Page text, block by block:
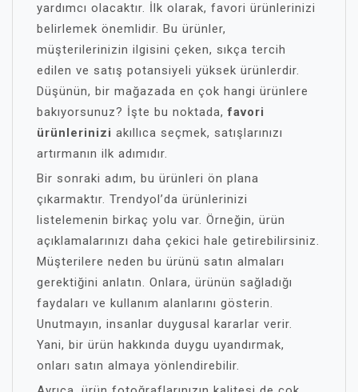
yardımcı olacaktır. İlk olarak, favori ürünlerinizi
belirlemek önemlidir. Bu ürünler,
müşterilerinizin ilgisini çeken, sıkça tercih
edilen ve satış potansiyeli yüksek ürünlerdir.
Düşünün, bir mağazada en çok hangi ürünlere
bakıyorsunuz? İşte bu noktada,favori
ürünlerinizi akıllıca seçmek, satışlarınızı
artırmanın ilk adımıdır.
Bir sonraki adım, bu ürünleri ön plana
çıkarmaktır. Trendyol’da ürünlerinizi
listelemenin birkaç yolu var. Örneğin, ürün
açıklamalarınızı daha çekici hale getirebilirsiniz.
Müşterilere neden bu ürünü satın almaları
gerektiğini anlatın. Onlara, ürünün sağladığı
faydaları ve kullanım alanlarını gösterin.
Unutmayın, insanlar duygusal kararlar verir.
Yani, bir ürün hakkında duygu uyandırmak,
onları satın almaya yönlendirebilir.